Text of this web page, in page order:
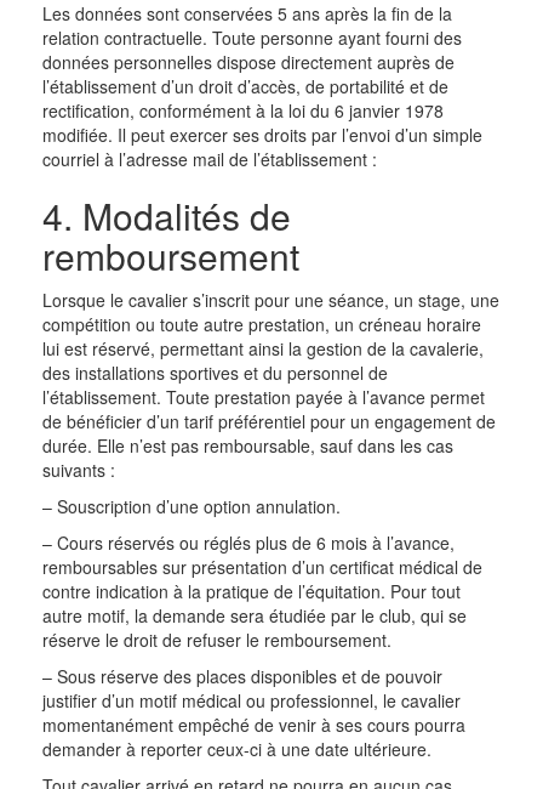
Les données sont conservées 5 ans après la fin de la
relation contractuelle. Toute personne ayant fourni des
données personnelles dispose directement auprès de
l’établissement d’un droit d’accès, de portabilité et de
rectification, conformément à la loi du 6 janvier 1978
modifiée. Il peut exercer ses droits par l’envoi d’un simple
courriel à l’adresse mail de l’établissement :
4. Modalités de
remboursement
Lorsque le cavalier s’inscrit pour une séance, un stage, une
compétition ou toute autre prestation, un créneau horaire
lui est réservé, permettant ainsi la gestion de la cavalerie,
des installations sportives et du personnel de
l’établissement. Toute prestation payée à l’avance permet
de bénéficier d’un tarif préférentiel pour un engagement de
durée. Elle n’est pas remboursable, sauf dans les cas
suivants :
– Souscription d’une option annulation.
– Cours réservés ou réglés plus de 6 mois à l’avance,
remboursables sur présentation d’un certificat médical de
contre indication à la pratique de l’équitation. Pour tout
autre motif, la demande sera étudiée par le club, qui se
réserve le droit de refuser le remboursement.
– Sous réserve des places disponibles et de pouvoir
justifier d’un motif médical ou professionnel, le cavalier
momentanément empêché de venir à ses cours pourra
demander à reporter ceux-ci à une date ultérieure.